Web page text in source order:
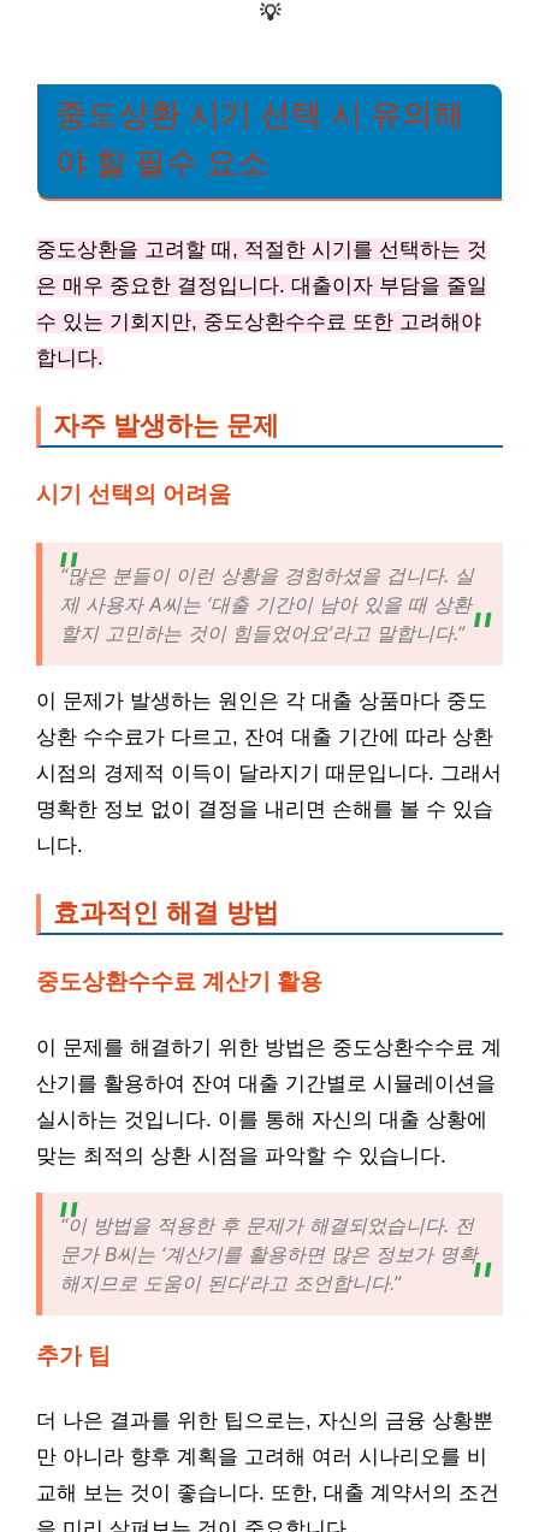
💡
중도상환 시기 선택 시 유의해
야 할 필수 요소
중도상환을 고려할 때, 적절한 시기를 선택하는 것
은 매우 중요한 결정입니다. 대출이자 부담을 줄일
수 있는 기회지만, 중도상환수수료 또한 고려해야
합니다.
자주 발생하는 문제
시기 선택의 어려움
“많은 분들이 이런 상황을 경험하셨을 겁니다. 실
제 사용자 A씨는 ‘대출 기간이 남아 있을 때 상환
할지 고민하는 것이 힘들었어요’라고 말합니다.”
이 문제가 발생하는 원인은 각 대출 상품마다 중도
상환 수수료가 다르고, 잔여 대출 기간에 따라 상환
시점의 경제적 이득이 달라지기 때문입니다. 그래서
명확한 정보 없이 결정을 내리면 손해를 볼 수 있습
니다.
효과적인 해결 방법
중도상환수수료 계산기 활용
이 문제를 해결하기 위한 방법은 중도상환수수료 계
산기를 활용하여 잔여 대출 기간별로 시뮬레이션을
실시하는 것입니다. 이를 통해 자신의 대출 상황에
맞는 최적의 상환 시점을 파악할 수 있습니다.
“이 방법을 적용한 후 문제가 해결되었습니다. 전
문가 B씨는 ‘계산기를 활용하면 많은 정보가 명확
해지므로 도움이 된다’라고 조언합니다.”
추가 팁
더 나은 결과를 위한 팁으로는, 자신의 금융 상황뿐
만 아니라 향후 계획을 고려해 여러 시나리오를 비
교해 보는 것이 좋습니다. 또한, 대출 계약서의 조건